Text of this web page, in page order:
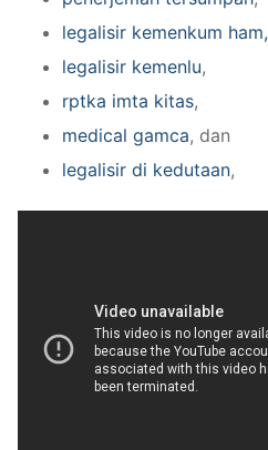
legalisir kemenkum ham,
legalisir kemenlu,
rptka imta kitas,
medical gamca, dan
legalisir di kedutaan,